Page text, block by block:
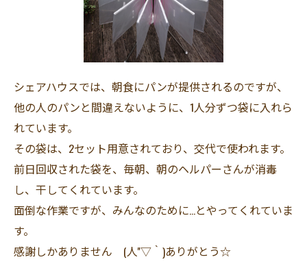
シェアハウスでは、朝食にパンが提供されるのですが、
他の人のパンと間違えないように、1人分ずつ袋に入れら
れています。
その袋は、2セット用意されており、交代で使われます。
前日回収された袋を、毎朝、朝のヘルパーさんが消毒
し、干してくれています。
面倒な作業ですが、みんなのために…とやってくれていま
す。
感謝しかありません (人''▽｀)ありがとう☆